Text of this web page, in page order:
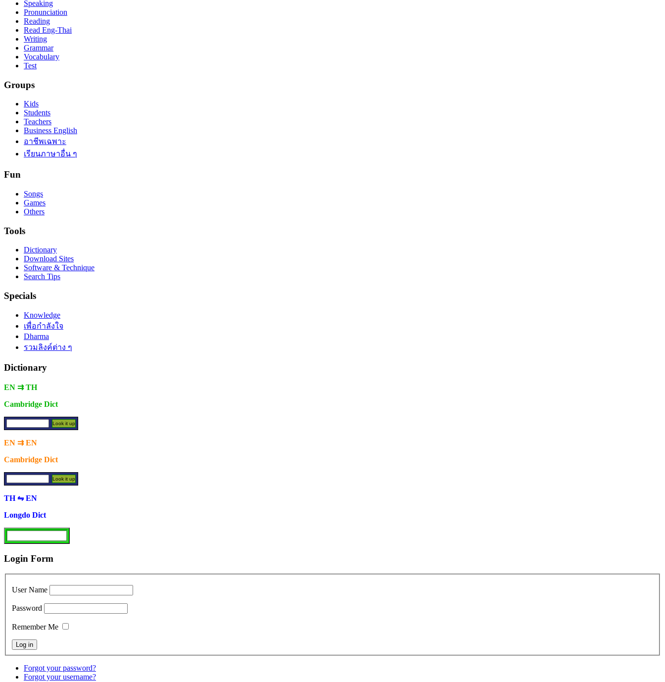
Speaking
Pronunciation
Reading
Read Eng-Thai
Writing
Grammar
Vocabulary
Test
Groups
Kids
Students
Teachers
Business English
อาชีพเฉพาะ
เรียนภาษาอื่น ๆ
Fun
Songs
Games
Others
Tools
Dictionary
Download Sites
Software & Technique
Search Tips
Specials
Knowledge
เพื่อกำลังใจ
Dharma
รวมลิงค์ต่าง ๆ
Dictionary
EN ⇉ TH
Cambridge Dict
EN ⇉ EN
Cambridge Dict
TH ⇋ EN
Longdo Dict
Login Form
User Name
Password
Remember Me
Forgot your password?
Forgot your username?